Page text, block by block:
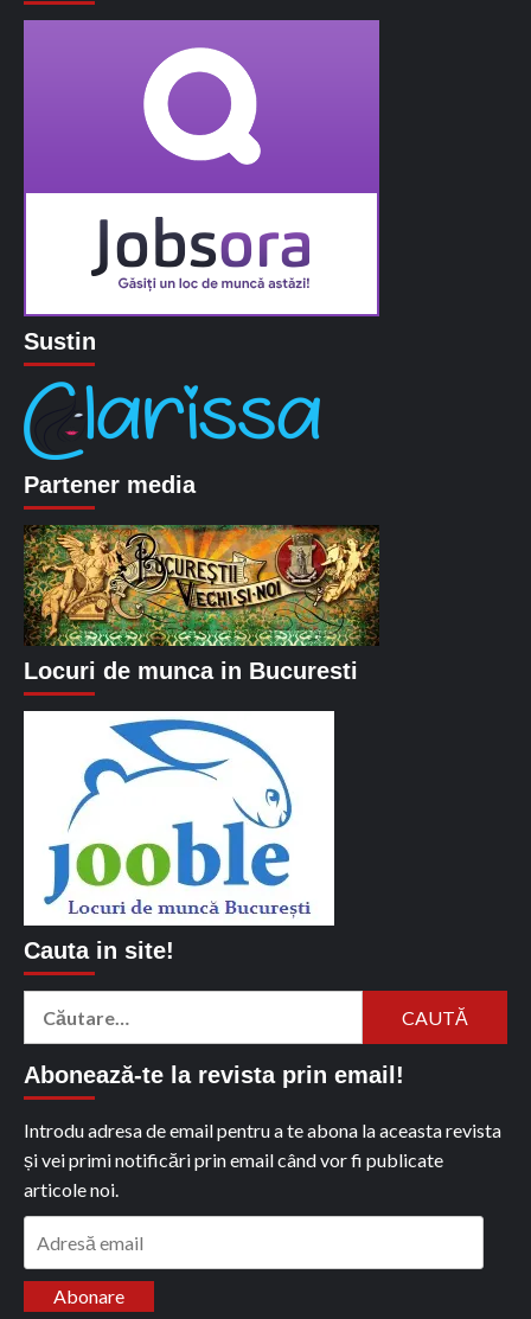
Sustin
Partener media
Locuri de munca in Bucuresti
Cauta in site!
Caută
Abonează-te la revista prin email!
Introdu adresa de email pentru a te abona la aceasta revista
și vei primi notificări prin email când vor fi publicate
articole noi.
Abonare